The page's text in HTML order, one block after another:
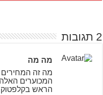
2 תגובות
מה מה
מה זה המחירים
המכוערים
הראש